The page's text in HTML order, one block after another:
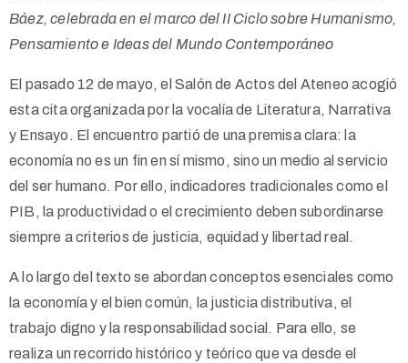
Báez, celebrada en el marco del II Ciclo sobre Humanismo,
Pensamiento e Ideas del Mundo Contemporáneo
El pasado 12 de mayo, el Salón de Actos del Ateneo acogió
esta cita organizada por la vocalía de Literatura, Narrativa
y Ensayo. El encuentro partió de una premisa clara: la
economía no es un fin en sí mismo, sino un medio al servicio
del ser humano. Por ello, indicadores tradicionales como el
PIB, la productividad o el crecimiento deben subordinarse
siempre a criterios de justicia, equidad y libertad real.
A lo largo del texto se abordan conceptos esenciales como
la economía y el bien común, la justicia distributiva, el
trabajo digno y la responsabilidad social. Para ello, se
realiza un recorrido histórico y teórico que va desde el